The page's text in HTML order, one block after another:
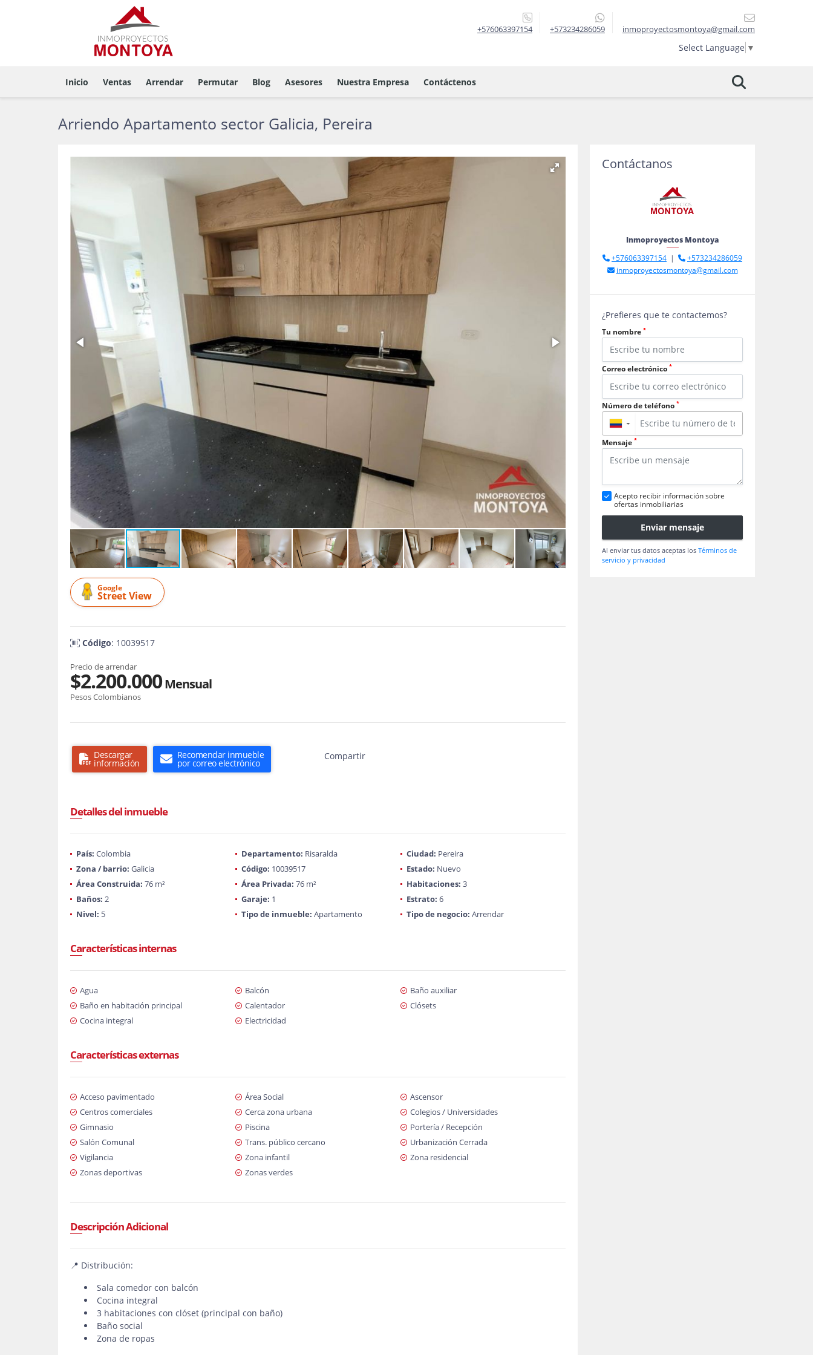
+576063397154 +573234286059 inmoproyectosmontoya@gmail.com
Select Language ▼
Inicio Ventas Arrendar Permutar Blog Asesores Nuestra Empresa Contáctenos
Arriendo Apartamento sector Galicia, Pereira
Google
Street View
Código: 10039517
Precio de arrendar
$2.200.000Mensual
Pesos Colombianos
Descargar
información
Recomendar inmueble
por correo electrónico
Compartir
Detalles del inmueble
País: Colombia Departamento: Risaralda Ciudad: Pereira
Zona / barrio: Galicia Código: 10039517 Estado: Nuevo
Área Construida: 76 m² Área Privada: 76 m² Habitaciones: 3
Baños: 2 Garaje: 1 Estrato: 6
Nivel: 5 Tipo de inmueble: Apartamento Tipo de negocio: Arrendar
Características internas
Agua Balcón
Baño auxiliar
Baño en habitación principal
Calentador
Clósets
Cocina integral
Electricidad
Características externas
Acceso pavimentado Área Social
Ascensor
Centros comerciales
Cerca zona urbana
Colegios / Universidades
Gimnasio
Piscina
Portería / Recepción
Salón Comunal
Trans. público cercano
Urbanización Cerrada
Vigilancia
Zona infantil
Zona residencial
Zonas deportivas
Zonas verdes
Descripción Adicional
📍 Distribución:
Sala comedor con balcón
Cocina integral
3 habitaciones con clóset (principal con baño)
Baño social
Zona de ropas
Contáctanos
Inmoproyectos Montoya
+576063397154 |
+573234286059
inmoproyectosmontoya@gmail.com
¿Prefieres que te contactemos?
Tu nombre *
Correo electrónico *
Número de teléfono *
▼
Mensaje *
Acepto recibir información sobre
ofertas inmobiliarias
Enviar mensaje
Al enviar tus datos aceptas los Términos de
servicio y privacidad